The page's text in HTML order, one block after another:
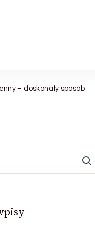
– doskonały sposób